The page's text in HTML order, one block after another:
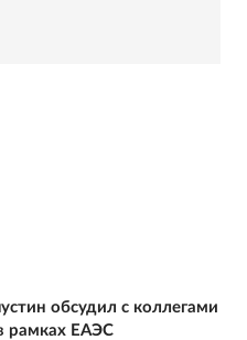
обсудил с коллегами
рамках ЕАЭС